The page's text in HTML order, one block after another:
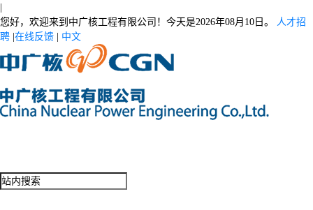
您好，欢迎来到中广核工程有限公司！今天是2026年08月10日。
人才招
聘 在线反馈 中文